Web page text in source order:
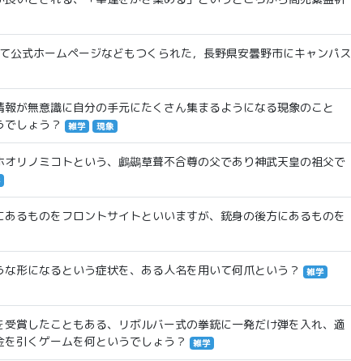
式ホームページなどもつくられた，長野県安曇野市にキャンパス
が無意識に自分の手元にたくさん集まるようになる現象のこと
しょう？
雑学 現象
リノミコトという、鸕鷀草葺不合尊の父であり神武天皇の祖父で
るものをフロントサイトといいますが、銃身の後方にあるものを
形になるという症状を、ある人名を用いて何爪という？
雑学
賞したこともある、リボルバー式の拳銃に一発だけ弾を入れ、適
引くゲームを何というでしょう？
雑学